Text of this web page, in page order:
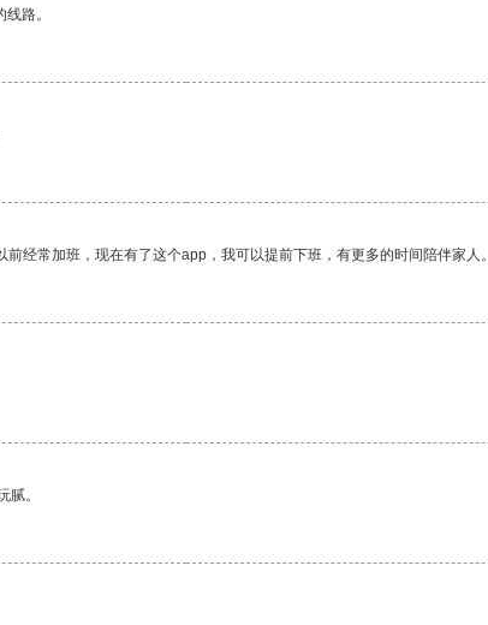
路。
经常加班，现在有了这个app，我可以提前下班，有更多的时间陪伴家人。
。